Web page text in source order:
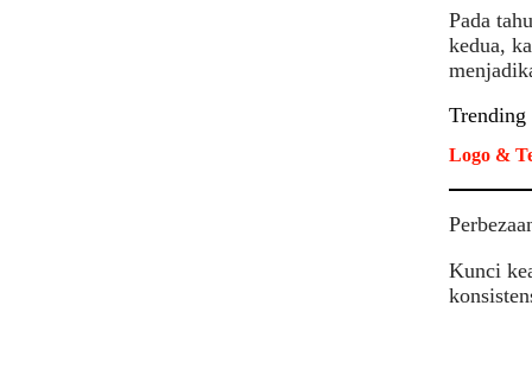
Pada
kedua,
Trending
Logo &
Kunci